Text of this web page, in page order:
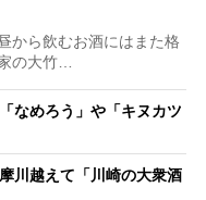
から飲むお酒にはまた格
の大竹…
なめろう」や「キヌカツ
川越えて「川崎の大衆酒